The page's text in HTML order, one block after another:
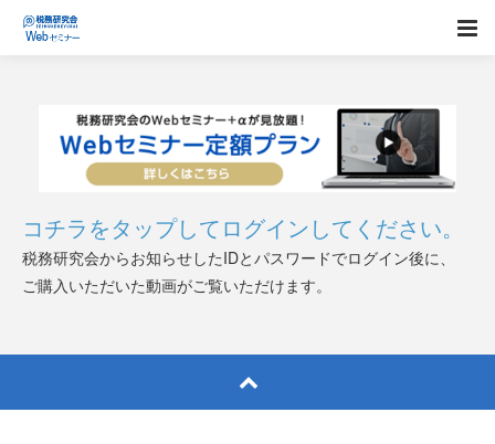
コチラをタップしてログインしてください。
税務研究会からお知らせしたIDとパスワードでログイン後に、
ご購入いただいた動画がご覧いただけます。